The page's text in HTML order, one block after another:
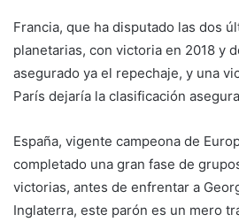
Francia, que ha disputado las dos
planetarias, con victoria en 2018 y
asegurado ya el repechaje, y una
París dejaría la clasificación
España, vigente campeona de
completado una gran fase de
victorias, antes de enfrentar a
Inglaterra, este parón es un mero